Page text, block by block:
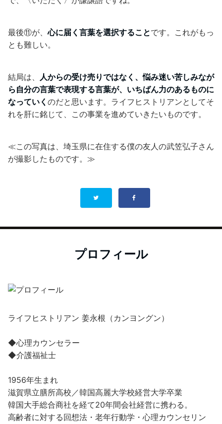
最後⑪が、心に届く言葉を選択することです。これがもっ
とも難しい。
結局は、 人からの受け売りではなく、悩み迷い苦しみなが
ら自分の言葉で表現する言葉が、いちばん力のあるものに
なっていく のだと思います。ライフヒストリアンとしてそ
れを肝に銘じて、この事業を進めていきたいものです。
≪この写真は、埼玉県に在住する僕の友人の武笠弘子さん
が撮影したものです。≫
プロフィール
ライフヒストリアン 姜永根（カンヨングン）
◆心理カウンセラー
◆介護福祉士
1956年生まれ
滋賀県立膳所高校／韓国高麗大学校経営大学卒業
韓国大手総合商社を経て20年間会社経営に携わる。
高齢者に対する回想法・老年行動学・心理カウンセリン